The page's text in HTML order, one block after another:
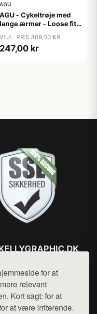
for at
relevant
Kort sagt: for at
at være irriterende.
AGU
AGU - Cykeltrøje med
lange ærmer - Loose fit -
VEJL. PRIS 309,00 KR
247,00 kr
Mail: hej@want.dk
Cookie- og privatlivspolitik